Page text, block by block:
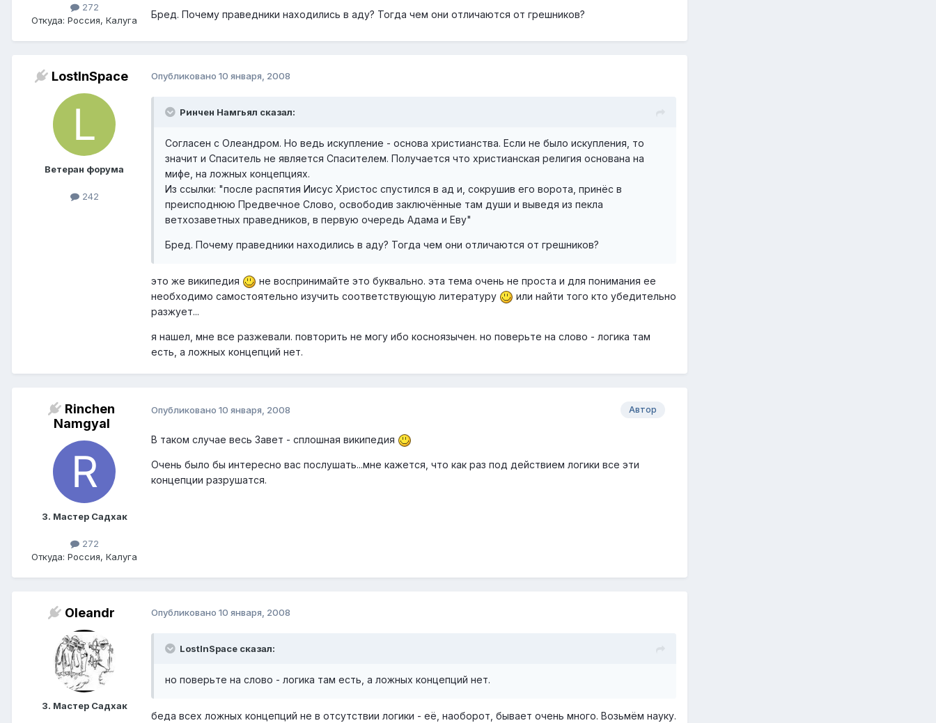
272
Откуда: Россия, Калуга
Бред. Почему праведники находились в аду? Тогда чем они отличаются от грешников?
LostInSpace
Ветеран форума
242
Опубликовано 10 января, 2008
Ринчен Намгьял сказал:
Согласен с Олеандром. Но ведь искупление - основа христианства. Если не было искупления, то
значит и Спаситель не является Спасителем. Получается что христианская религия основана на
мифе, на ложных концепциях.
Из ссылки: "после распятия Иисус Христос спустился в ад и, сокрушив его ворота, принёс в
преисподнюю Предвечное Слово, освободив заключённые там души и выведя из пекла
ветхозаветных праведников, в первую очередь Адама и Еву"
Бред. Почему праведники находились в аду? Тогда чем они отличаются от грешников?
это же википедия
не воспринимайте это буквально. эта тема очень не проста и для понимания ее
необходимо самостоятельно изучить соответствующую литературу
или найти того кто убедительно
разжует...
я нашел, мне все разжевали. повторить не могу ибо косноязычен. но поверьте на слово - логика там
есть, а ложных концепций нет.
Rinchen
Namgyal
3. Мастер Садхак
272
Откуда: Россия, Калуга
Автор
Опубликовано 10 января, 2008
В таком случае весь Завет - сплошная википедия
Очень было бы интересно вас послушать...мне кажется, что как раз под действием логики все эти
концепции разрушатся.
Oleandr
3. Мастер Садхак
Опубликовано 10 января, 2008
LostInSpace сказал:
но поверьте на слово - логика там есть, а ложных концепций нет.
беда всех ложных концепций не в отсутствии логики - её, наоборот, бывает очень много. Возьмём науку.